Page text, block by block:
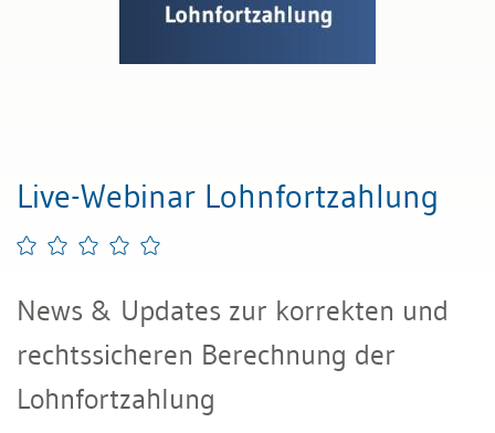
Live-Webinar Lohnfortzahlung
News & Updates zur korrekten und
rechtssicheren Berechnung der
Lohnfortzahlung